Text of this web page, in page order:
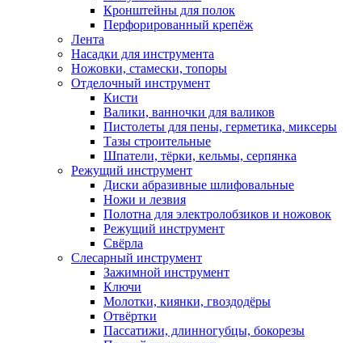
Кронштейны для полок
Перфорированный крепёж
Лента
Насадки для инструмента
Ножовки, стамески, топоры
Отделочный инструмент
Кисти
Валики, ванночки для валиков
Пистолеты для пены, герметика, миксеры
Тазы строительные
Шпатели, тёрки, кельмы, серпянка
Режущий инструмент
Диски абразивные шлифовальные
Ножи и лезвия
Полотна для электролобзиков и ножовок
Режущий инструмент
Свёрла
Слесарный инструмент
Зажимной инструмент
Ключи
Молотки, киянки, гвоздодёры
Отвёртки
Пассатижи, длинногубцы, бокорезы